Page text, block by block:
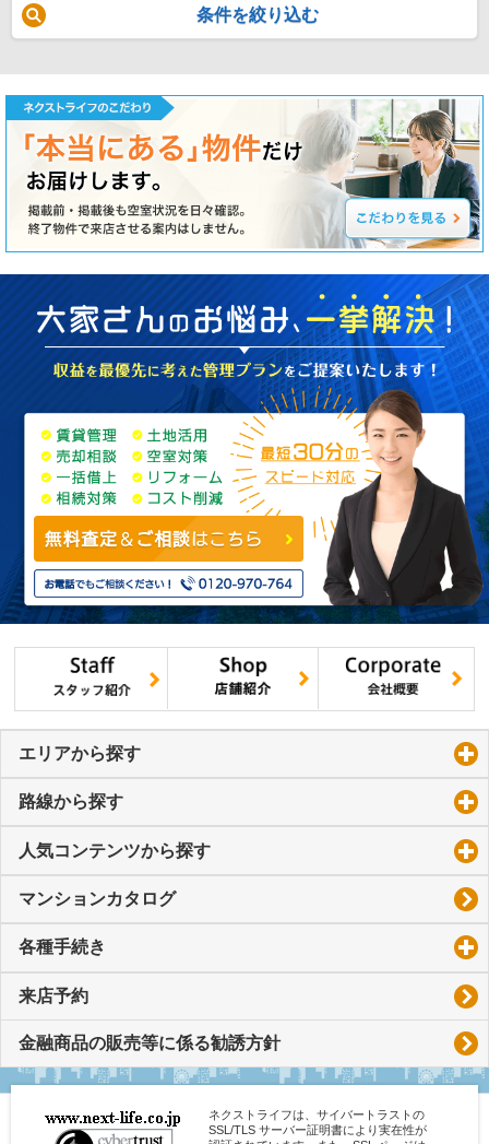
条件を絞り込む
エリアから探す
路線から探す
人気コンテンツから探す
マンションカタログ
各種手続き
来店予約
金融商品の販売等に係る勧誘方針
ネクストライフは、サイバートラストの
SSL/TLS サーバー証明書により実在性が